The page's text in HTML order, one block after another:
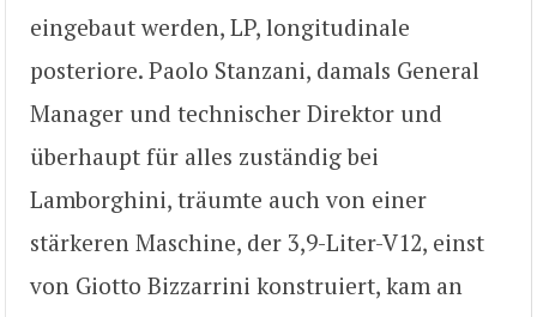
eingebaut werden, LP, longitudinale
posteriore. Paolo Stanzani, damals General
Manager und technischer Direktor und
überhaupt für alles zuständig bei
Lamborghini, träumte auch von einer
stärkeren Maschine, der 3,9-Liter-V12, einst
von Giotto Bizzarrini konstruiert, kam an